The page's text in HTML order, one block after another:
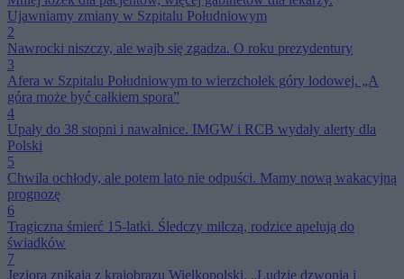
Ujawniamy zmiany w Szpitalu Południowym
2
Nawrocki niszczy, ale wajb się zgadza. O roku prezydentury
3
Afera w Szpitalu Południowym to wierzchołek góry lodowej. „A
góra może być całkiem spora”
4
Upały do 38 stopni i nawałnice. IMGW i RCB wydały alerty dla
Polski
5
Chwila ochłody, ale potem lato nie odpuści. Mamy nową wakacyjną
prognozę
6
Tragiczna śmierć 15-latki. Śledczy milczą, rodzice apelują do
świadków
7
Jeziora znikają z krajobrazu Wielkopolski. „Ludzie dzwonią i